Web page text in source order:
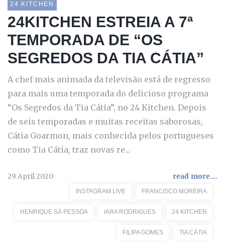
24 KITCHEN
24KITCHEN ESTREIA A 7ª
TEMPORADA DE “OS
SEGREDOS DA TIA CÁTIA”
A chef mais animada da televisão está de regresso
para mais uma temporada do delicioso programa
“Os Segredos da Tia Cátia”, no 24 Kitchen. Depois
de seis temporadas e muitas receitas saborosas,
Cátia Goarmon, mais conhecida pelos portugueses
como Tia Cátia, traz novas re...
29 April 2020 read more...
INSTAGRAM LIVE FRANCISCO MOREIRA
HENRIQUE SÁ PESSOA IARA RODRIGUES 24 KITCHEN
FILIPA GOMES TIA CÁTIA